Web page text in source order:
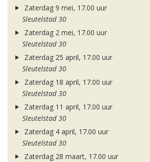
Zaterdag 9 mei, 17.00 uur
Sleutelstad 30
Zaterdag 2 mei, 17.00 uur
Sleutelstad 30
Zaterdag 25 april, 17.00 uur
Sleutelstad 30
Zaterdag 18 april, 17.00 uur
Sleutelstad 30
Zaterdag 11 april, 17.00 uur
Sleutelstad 30
Zaterdag 4 april, 17.00 uur
Sleutelstad 30
Zaterdag 28 maart, 17.00 uur